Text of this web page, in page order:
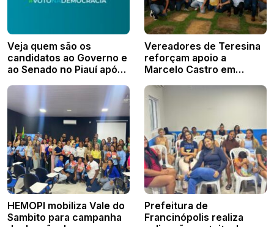
Veja quem são os
candidatos ao Governo e
ao Senado no Piauí após
Vereadores de Teresina
reforçam apoio a
Marcelo Castro em
HEMOPI mobiliza Vale do
Sambito para campanha
Prefeitura de
Francinópolis realiza